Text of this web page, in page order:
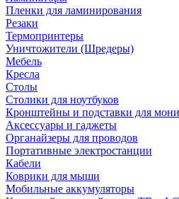
Пленки для ламинирования
Резаки
Термопринтеры
Уничтожители (Шредеры)
Мебель
Кресла
Столы
Столики для ноутбуков
Кронштейны и подставки для
Аксессуары и гаджеты
Органайзеры для проводов
Портативные электростанции
Кабели
Коврики для мыши
Мобильные аккумуляторы